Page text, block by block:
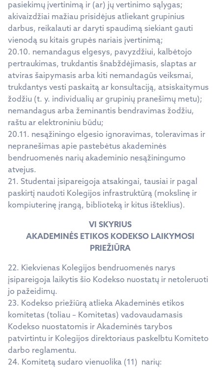
pasiekimų įvertinimą ir (ar) jų vertinimo sąlygas;
akivaizdžiai mažiau prisidėjus atliekant grupinius
darbus, reikalauti ar daryti spaudimą siekiant gauti
vienodą su kitais grupės nariais įvertinimą;
20.10. nemandagus elgesys, pavyzdžiui, kalbėtojo
pertraukimas, trukdantis šnabždėjimasis, slaptas ar
atviras šaipymasis arba kiti nemandagūs veiksmai,
trukdantys vesti paskaitą ar konsultaciją, atsiskaitymus
žodžiu (t. y. individualių ar grupinių pranešimų metu);
nemandagus arba žeminantis bendravimas žodžiu,
raštu ar elektroniniu būdu;
20.11. nesąžiningo elgesio ignoravimas, toleravimas ir
nepranešimas apie pastebėtus akademinės
bendruomenės narių akademinio nesąžiningumo
atvejus.
21. Studentai įsipareigoja atsakingai, tausiai ir pagal
paskirtį naudoti Kolegijos infrastruktūrą (mokslinę ir
kompiuterinę įrangą, biblioteką ir kitus išteklius).
VI SKYRIUS
AKADEMINĖS ETIKOS KODEKSO LAIKYMOSI
PRIEŽIŪRA
22. Kiekvienas Kolegijos bendruomenės narys
įsipareigoja laikytis šio Kodekso nuostatų ir netoleruoti
jo pažeidimų.
23. Kodekso priežiūrą atlieka Akademinės etikos
komitetas (toliau – Komitetas) vadovaudamasis
Kodekso nuostatomis ir Akademinės tarybos
patvirtintu ir Kolegijos direktoriaus paskelbtu Komiteto
darbo reglamentu.
24. Komitetą sudaro vienuolika (11) narių: